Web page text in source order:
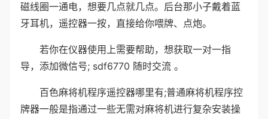
磁线圈一通电，想要几点就几点。后台那小子戴着蓝
牙耳机，遥控器一按，直接给你喂牌、点炮。
若你在仪器使用上需要帮助，想获取一对一指
导，添加微信号; sdf6770 随时交流 。
百色麻将机程序遥控器哪里有;普通麻将机程序控
牌器一般是指通过一些无需对麻将机进行复杂安装操